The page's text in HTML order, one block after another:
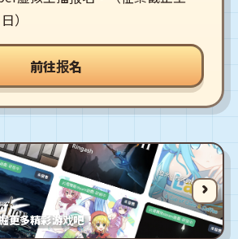
）
前往报名
更多精彩游戏吧！
›